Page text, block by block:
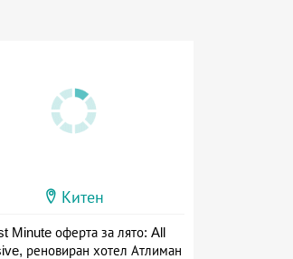
Китен
Minute оферта за лято: All
реновиран хотел Атлиман